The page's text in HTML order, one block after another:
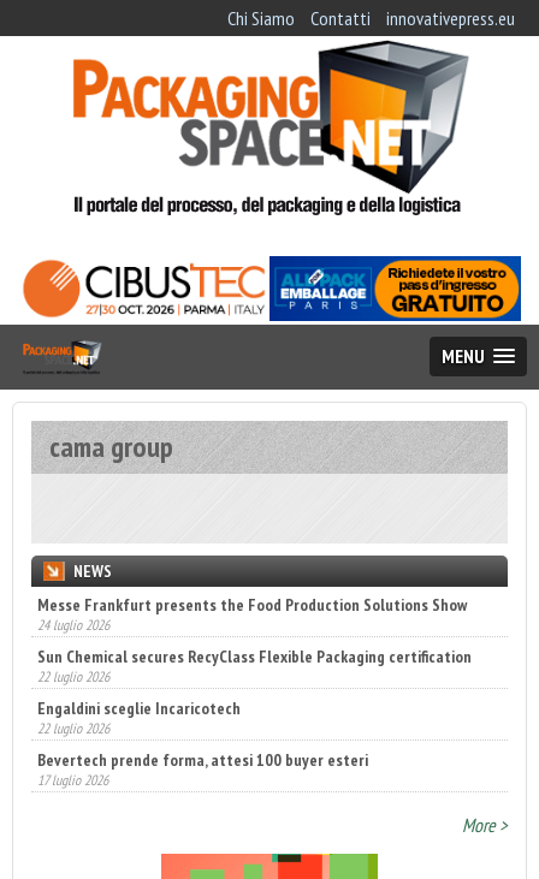
Chi Siamo Contatti innovativepress.eu
MENU
cama group
NEWS
Messe Frankfurt presents the Food Production Solutions Show
24 luglio 2026
Sun Chemical secures RecyClass Flexible Packaging certification
22 luglio 2026
Engaldini sceglie Incaricotech
22 luglio 2026
Bevertech prende forma, attesi 100 buyer esteri
17 luglio 2026
More >